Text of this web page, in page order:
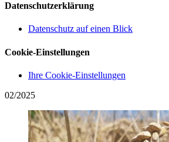
Datenschutzerklärung
Datenschutz auf einen Blick
Cookie-Einstellungen
Ihre Cookie-Einstellungen
02/2025